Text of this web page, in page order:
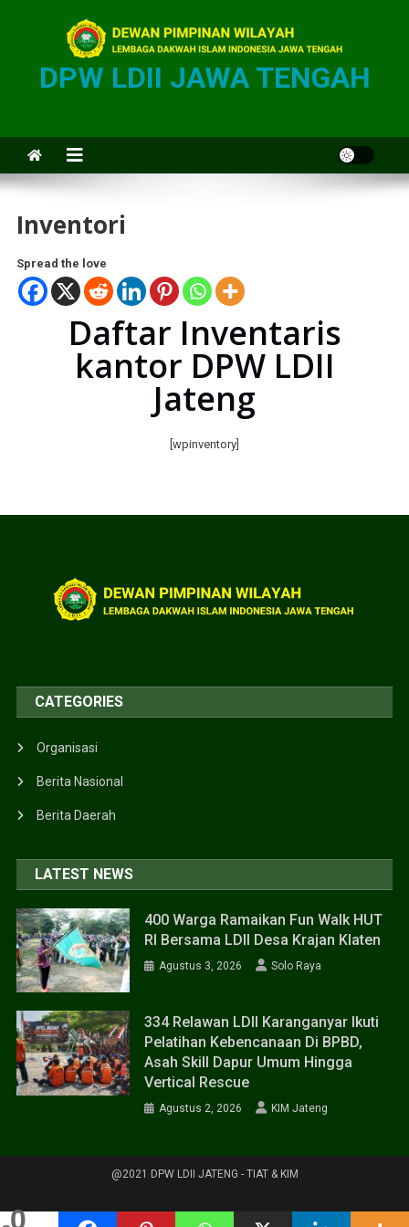
DPW LDII JAWA TENGAH
Inventori
Spread the love
Daftar Inventaris
kantor DPW LDII
Jateng
[wpinventory]
0
CATEGORIES
Organisasi
Berita Nasional
Berita Daerah
LATEST NEWS
400 Warga Ramaikan Fun Walk HUT
RI Bersama LDII Desa Krajan Klaten
Agustus 3, 2026 Solo Raya
334 Relawan LDII Karanganyar Ikuti
Pelatihan Kebencanaan Di BPBD,
Asah Skill Dapur Umum Hingga
Vertical Rescue
Agustus 2, 2026 KIM Jateng
@2021 DPW LDII JATENG - TIAT & KIM